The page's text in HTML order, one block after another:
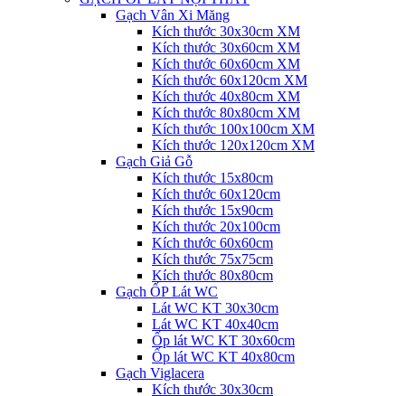
Gạch Vân Xi Măng
Kích thước 30x30cm XM
Kích thước 30x60cm XM
Kích thước 60x60cm XM
Kích thước 60x120cm XM
Kích thước 40x80cm XM
Kích thước 80x80cm XM
Kích thước 100x100cm XM
Kích thước 120x120cm XM
Gạch Giả Gỗ
Kích thước 15x80cm
Kích thước 60x120cm
Kích thước 15x90cm
Kích thước 20x100cm
Kích thước 60x60cm
Kích thước 75x75cm
Kích thước 80x80cm
Gạch ỐP Lát WC
Lát WC KT 30x30cm
Lát WC KT 40x40cm
Ốp lát WC KT 30x60cm
Ốp lát WC KT 40x80cm
Gạch Viglacera
Kích thước 30x30cm